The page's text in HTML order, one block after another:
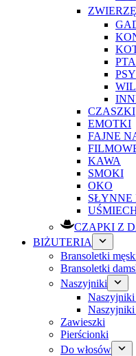
PSY
CZASZKI
EMOTKI
FAJNE
KAWA
SMOKI
OKO
SŁYNNE
CZAPKI Z
BIŻUTERIA
Bransoletki
Bransoletki
Naszyjniki
Naszyjniki
Naszyjniki
Zawieszki
Pierścionki
Do włosów